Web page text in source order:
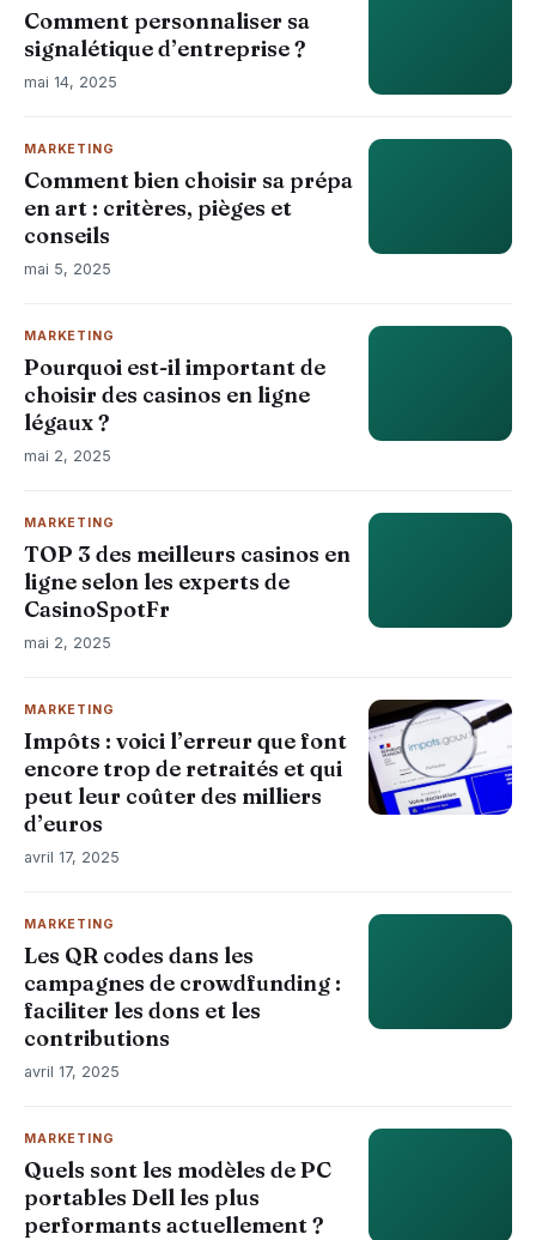
Comment personnaliser sa
signalétique d’entreprise ?
mai 14, 2025
MARKETING
Comment bien choisir sa prépa
en art : critères, pièges et
conseils
mai 5, 2025
MARKETING
Pourquoi est-il important de
choisir des casinos en ligne
légaux ?
mai 2, 2025
MARKETING
TOP 3 des meilleurs casinos en
ligne selon les experts de
CasinoSpotFr
mai 2, 2025
MARKETING
Impôts : voici l’erreur que font
encore trop de retraités et qui
peut leur coûter des milliers
d’euros
avril 17, 2025
MARKETING
Les QR codes dans les
campagnes de crowdfunding :
faciliter les dons et les
contributions
avril 17, 2025
MARKETING
Quels sont les modèles de PC
portables Dell les plus
performants actuellement ?